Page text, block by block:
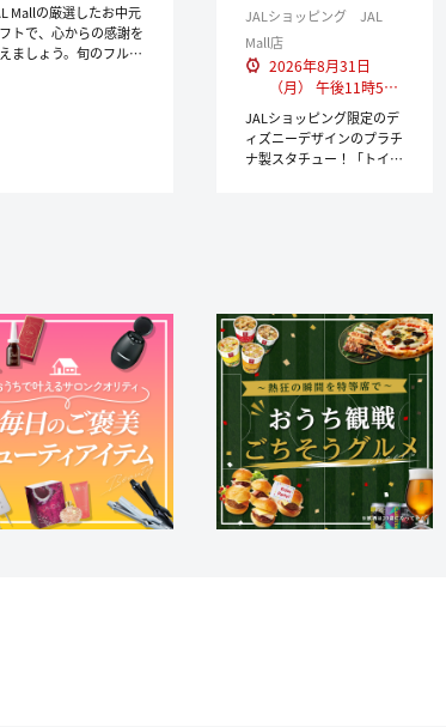
Mallの厳選したお中元
トで、心からの感謝を
ましょう。旬のフルー
JALショッピング JAL
Mall店
2026年8月31日
（月） 午後11時59
分まで
JALショッピング限定のデ
ィズニーデザインのプラチ
ナ製スタチュー！「トイ・